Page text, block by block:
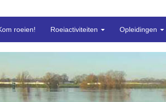
roeien! Roeiactiviteiten Opleidingen